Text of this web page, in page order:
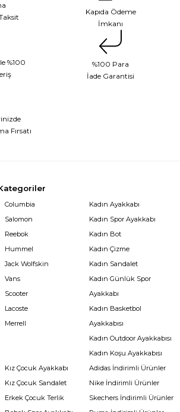
Kapıda Ödeme
İmkanı
%100
%100 Para
İade Garantisi
Fırsatı
Columbia
Salomon
Reebok
Hummel
Jack Wolfskin
Vans
Scooter
Lacoste
Merrell
Kadın Ayakkabı
Kadın Spor Ayakkabı
Kadın Bot
Kadın Çizme
Kadın Sandalet
Kadın Günlük Spor
Ayakkabı
Kadın Basketbol
Ayakkabısı
Kadın Outdoor Ayakkabısı
Kadın Koşu Ayakkabısı
Kız Çocuk Ayakkabı
Kız Çocuk Sandalet
Erkek Çocuk Terlik
Adidas İndirimli Ürünler
Nike İndirimli Ürünler
Skechers İndirimli Ürünler